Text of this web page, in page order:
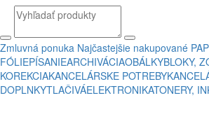
Zmluvná ponuka Najčastejšie nakupované
FÓLIEPÍSANIEARCHIVÁCIAOBÁLKYBLOKY,
KOREKCIAKANCELÁRSKE POTREBY
DOPLNKYTLAČIVÁELEKTRONIKATONERY,